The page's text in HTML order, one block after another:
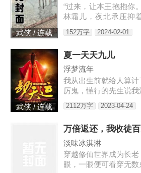
武侠 / 连载
“过来，让本王抱抱你
林霜儿，夜北承压抑
偏宠幸了一个婢女，还
不该沉迷于主子的宠爱
腰，在她面前屈尊降贵
偏宠。林霜儿泥足深
他。可是后来，主子
152万字 2024-02-01
武侠 / 连载
夏一天天九儿
浮梦流年
我从出生前就给人算
厉鬼，懂行的先生说
给人养成血衣小鬼害人
我娶了童养媳，让我过
2112万字 2023-04-24
万倍返还，我收徒
淡味冰淇淋
穿越修仙世界成为长
眼，一眼便可看穿无